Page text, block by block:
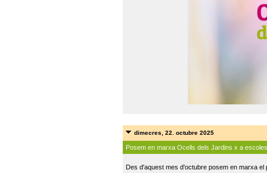
dimecres, 22. octubre 2025
Posem en marxa Ocells dels Jardins x a escoles
Des d'aquest mes d'octubre posem en marxa